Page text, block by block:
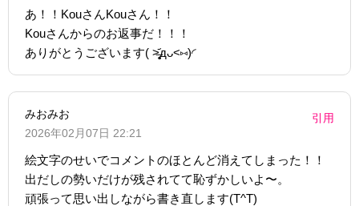
あ！！KouさんKouさん！！
Kouさんからのお返事だ！！！
ありがとうございます( >̶̥̥̥᷄дᴗ<⑅)◜
みおみお
2026年02月07日 22:21
引用
絵文字のせいでコメントのほとんど消えてしまった！！
出だしの勢いだけが残されてて恥ずかしいよ〜。
頑張って思い出しながら書き直します(T^T)